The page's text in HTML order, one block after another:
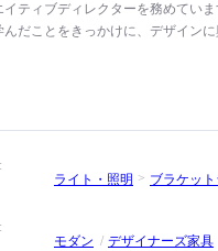
イティブディレクターを務めてい
んだことをきっかけに、デザイン
「S-Chair（Sチェア）」を発表。
トリア&アルバート博物館の永久
受賞しました。彼が主宰するデザイ
岐に渡り設計を手掛けています。
ライト・照明
ブラケッ
モダン
デザイナーズ家具